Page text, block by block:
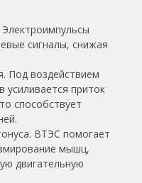
сигналы, снижая
Под воздействием
усиливается приток
способствует
ВТЭС помогает
мышц,
двигательную